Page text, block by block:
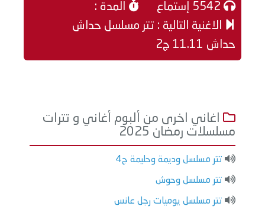
المدة :
الاغنية التالية : تتر مسلسل حداش
حداش 11.11 ج2
اغاني اخرى من ألبوم أغاني و تترات
مسلسلات رمضان 2025
تتر مسلسل وديمة وحليمة ج4
تتر مسلسل وحوش
تتر مسلسل يوميات رجل عانس